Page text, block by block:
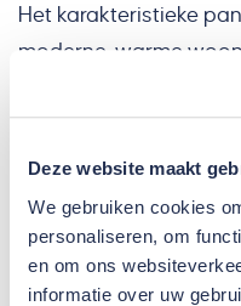
Deze website maakt
We gebruiken cookies
personaliseren, om
en om ons
informatie over uw
Het karakteristieke
moderne, warme
appartementen voor
ondersteuning nodig
zorgvuldige renovatie
veilige, lichte en
bewoners zich écht
Tijdens de feestelijke